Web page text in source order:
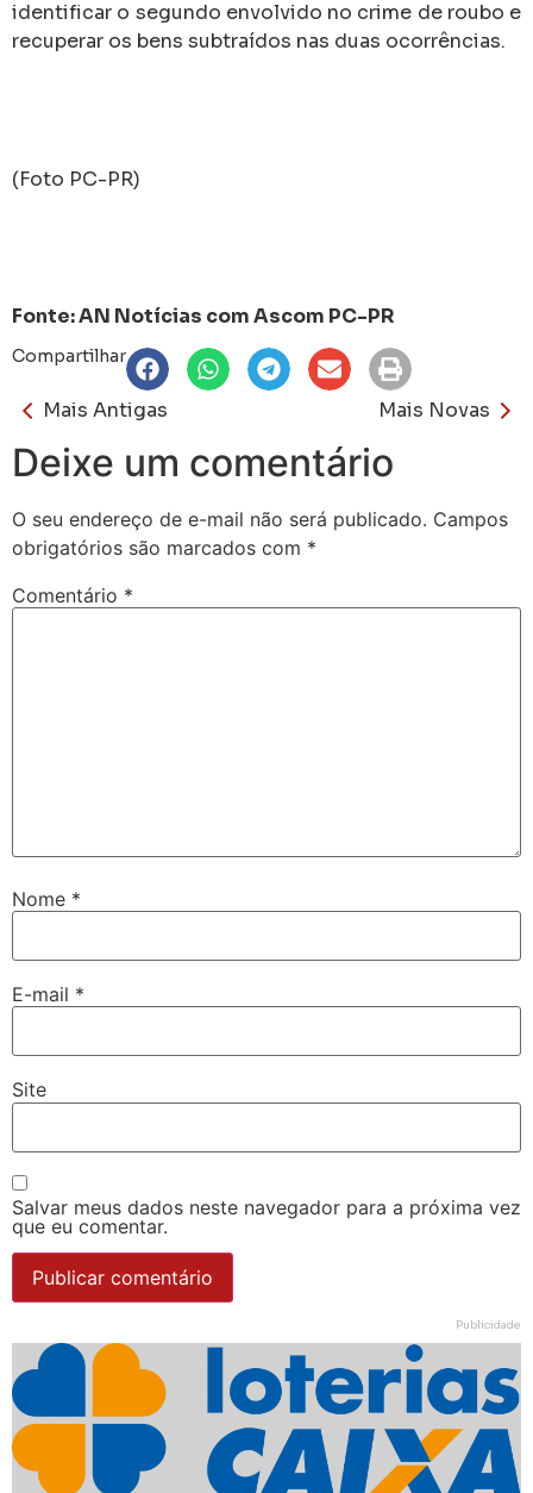
identificar o segundo envolvido no crime de roubo e
recuperar os bens subtraídos nas duas ocorrências.
(Foto PC-PR)
Fonte: AN Notícias com Ascom PC-PR
Compartilhar
Mais Antigas Mais Novas
Deixe um comentário
O seu endereço de e-mail não será publicado. Campos
obrigatórios são marcados com *
Comentário *
Nome *
E-mail *
Site
Salvar meus dados neste navegador para a próxima vez
que eu comentar.
Publicidade